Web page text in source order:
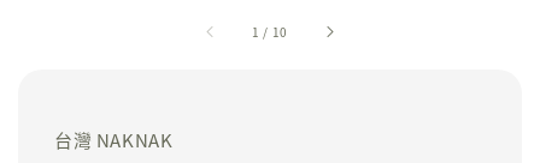
1 / 10
台灣 NAKNAK